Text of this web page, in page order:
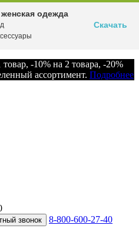
-10% на 2 товара, -20%
ассортимент. Подробнее
звонок 8-800-600-27-40
женская одежда
Скачать